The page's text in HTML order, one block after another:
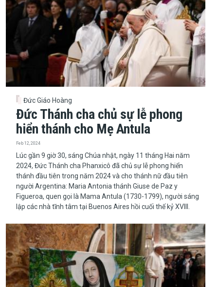
Đức Giáo Hoàng
Đức Thánh cha chủ sự lễ phong
hiển thánh cho Mẹ Antula
Feb 12, 2024
​​​​​​​Lúc gần 9 giờ 30, sáng Chúa nhật, ngày 11 tháng Hai năm
2024, Đức Thánh cha Phanxicô đã chủ sự lễ phong hiển
thánh đầu tiên trong năm 2024 và cho thánh nữ đầu tiên
người Argentina: Maria Antonia thánh Giuse de Paz y
Figueroa, quen gọi là Mama Antula (1730-1799), người sáng
lập các nhà tĩnh tâm tại Buenos Aires hồi cuối thế kỷ XVIII.